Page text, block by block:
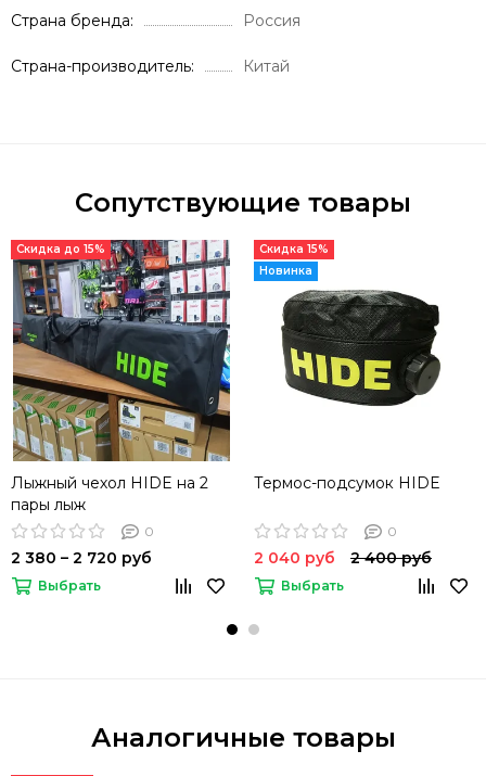
Страна бренда Россия
Страна-производитель Китай
Сопутствующие товары
Скидка до 15%
Лыжный чехол HIDE на 2
пары лыж
0
2 380 – 2 720 руб
Выбрать
Скидка 15%
Новинка
Термос-подсумок HIDE
0
2 040 руб 2 400 руб
Выбрать
Аналогичные товары